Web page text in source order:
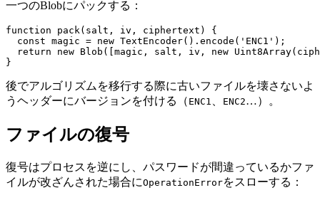
一つのBlobにパックする：
function pack(salt, iv, ciphertext) {
  const magic = new TextEncoder().encode('ENC1');
return new Blob([magic, salt, iv, new
後でアルゴリズムを移行する際に古いファイルを壊さないよ
うヘッダーにバージョンを付ける（ ENC1 ENC2…）。
ファイルの復号
復号はプロセスを逆にし、パスワードが間違っているかファ
イルが改ざんされた場合にOperationErrorをスローする：